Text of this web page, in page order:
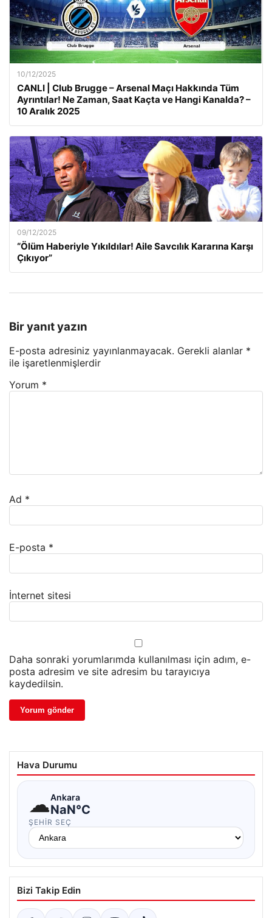
10/12/2025
CANLI | Club Brugge – Arsenal Maçı Hakkında Tüm
Ayrıntılar! Ne Zaman, Saat Kaçta ve Hangi Kanalda? –
10 Aralık 2025
09/12/2025
“Ölüm Haberiyle Yıkıldılar! Aile Savcılık Kararına Karşı
Çıkıyor”
Bir yanıt yazın
E-posta adresiniz yayınlanmayacak. Gerekli alanlar *
ile işaretlenmişlerdir
Yorum *
Ad *
E-posta *
İnternet sitesi
Daha sonraki yorumlarımda kullanılması için adım, e-
posta adresim ve site adresim bu tarayıcıya
kaydedilsin.
Hava Durumu
☁Ankara
NaN°C
ŞEHIR SEÇ
Bizi Takip Edin